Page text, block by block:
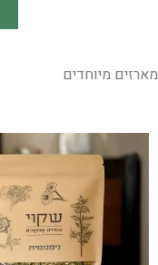
מארזים מיוחדים